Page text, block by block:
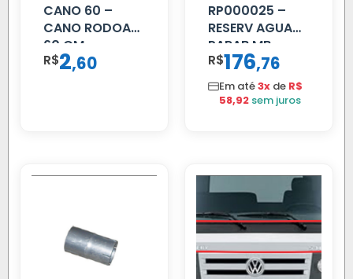
CANO 60 –
CANO RODOAR
60 CM
R$2,60
RP000025 –
RESERV AGUA
PARAB MB
ACCELO
C/TAMPA
R$176,76
Em até3x de R$
58,92 sem juros